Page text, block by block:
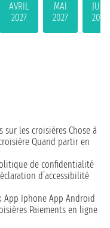
AVRIL
2027
MAI
2027
JUIN
2027
sur les croisières Chose à
Quand partir en
de confidentialité
d’accessibilité
App Iphone App Android
Paiements en ligne